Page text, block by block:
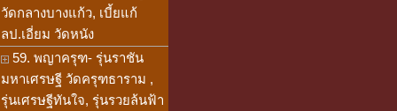
วัดกลางบางแก้ว, เบี้ยแก้
ลป.เอี่ยม วัดหนัง
59. พญาครุฑ- รุ่นราชัน
มหาเศรษฐี วัดครุฑธาราม ,
รุ่นเศรษฐีทันใจ, รุ่นรวยล้นฟ้า